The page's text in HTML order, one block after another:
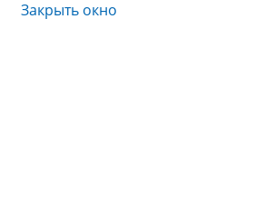
Закрыть окно